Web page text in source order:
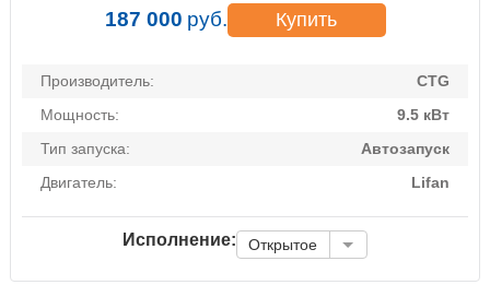
187 000 руб. Купить
Производитель:
CTG
Мощность:
9.5 кВт
Тип запуска:
Автозапуск
Двигатель:
Lifan
Исполнение: Открытое